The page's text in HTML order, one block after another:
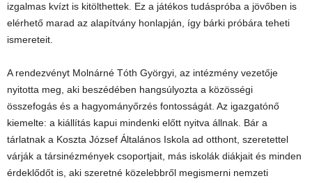
izgalmas kvízt is kitölthettek. Ez a játékos tudáspróba a jövőben is
elérhető marad az alapítvány honlapján, így bárki próbára teheti
ismereteit.
A rendezvényt Molnárné Tóth Györgyi, az intézmény vezetője
nyitotta meg, aki beszédében hangsúlyozta a közösségi
összefogás és a hagyományőrzés fontosságát. Az igazgatónő
kiemelte: a kiállítás kapui mindenki előtt nyitva állnak. Bár a
tárlatnak a Koszta József Általános Iskola ad otthont, szeretettel
várják a társinézmények csoportjait, más iskolák diákjait és minden
érdeklődőt is, aki szeretné közelebbről megismerni nemzeti